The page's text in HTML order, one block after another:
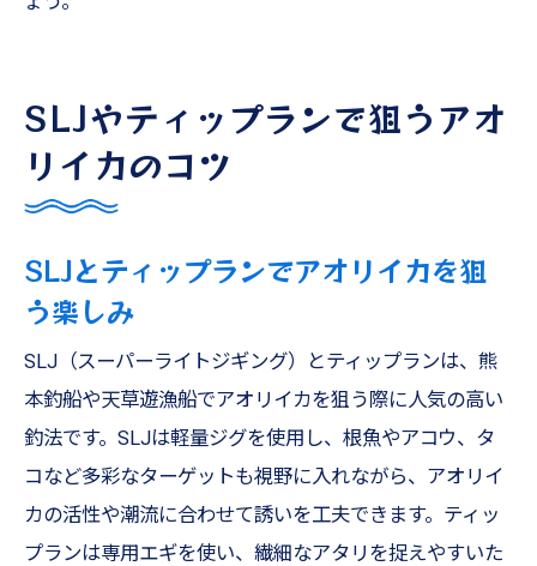
SLJやティップランで狙うアオ
リイカのコツ
SLJとティップランでアオリイカを狙
う楽しみ
SLJ（スーパーライトジギング）とティップランは、熊
本釣船や天草遊漁船でアオリイカを狙う際に人気の高い
釣法です。SLJは軽量ジグを使用し、根魚やアコウ、タ
コなど多彩なターゲットも視野に入れながら、アオリイ
カの活性や潮流に合わせて誘いを工夫できます。ティッ
プランは専用エギを使い、繊細なアタリを捉えやすいた